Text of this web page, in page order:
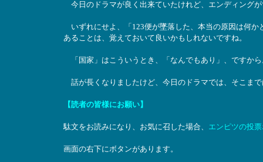
今日のドラマが良く出来ていたけれど、エンディング
いずれにせよ、「123便が墜落した、本当の原因は何か
あることは、覚えておいて良いかもしれないですね。
「国家」はこういうとき、「なんでもあり」、ですか
話が長くなりましたけど、今日のドラマでは、そこま
【読者の皆様にお願い】
駄文をお読みになり、お気に召した場合、 エンピツの投
画面の右下にボタンがあります。